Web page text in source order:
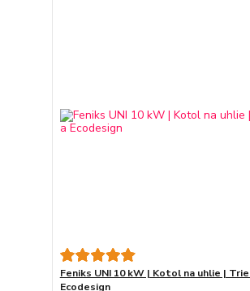
Feniks UNI 10 kW | Kotol na uhlie |
Ecodesign